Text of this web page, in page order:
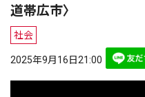
道帯広市〉
社会
2025年9月16日21:00